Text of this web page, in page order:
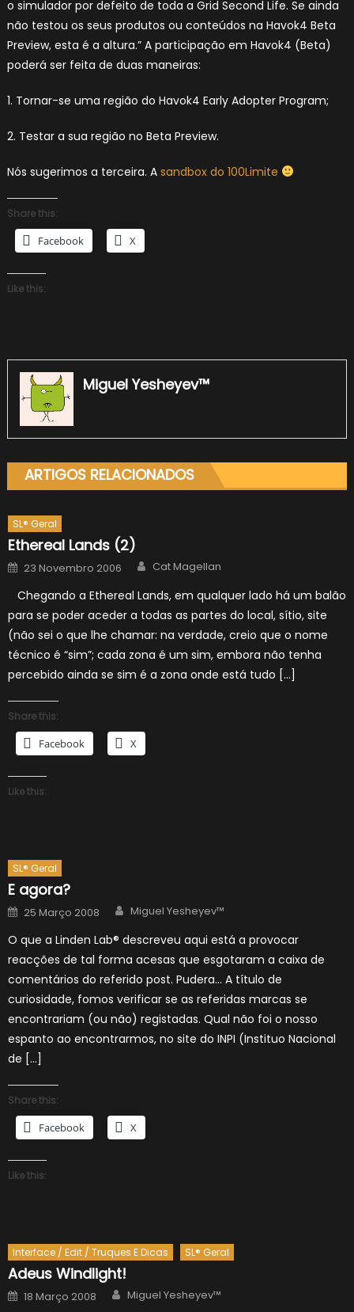
o simulador por defeito de toda a Grid Second Life. Se ainda
não testou os seus produtos ou conteúdos na Havok4 Beta
Preview, esta é a altura.” A participação em Havok4 (Beta)
poderá ser feita de duas maneiras:
1. Tornar-se uma região do Havok4 Early Adopter Program;
2. Testar a sua região no Beta Preview.
Nós sugerimos a terceira. A sandbox do 100Limite
Share this:
Facebook X
Like this:
Miguel Yesheyev™
ARTIGOS RELACIONADOS
SL® Geral
Ethereal Lands (2)
Posted
on
23 Novembro 2006 Author
Cat Magellan
Chegando a Ethereal Lands, em qualquer lado há um balão
para se poder aceder a todas as partes do local, sítio, site
(não sei o que lhe chamar: na verdade, creio que o nome
técnico é “sim”; cada zona é um sim, embora não tenha
percebido ainda se sim é a zona onde está tudo […]
Share this:
Facebook X
Like this:
SL® Geral
E agora?
Posted
on
25 Março 2008 Author
Miguel Yesheyev™
O que a Linden Lab® descreveu aqui está a provocar
reacções de tal forma acesas que esgotaram a caixa de
comentários do referido post. Pudera… A título de
curiosidade, fomos verificar se as referidas marcas se
encontrariam (ou não) registadas. Qual não foi o nosso
espanto ao encontrarmos, no site do INPI (Instituo Nacional
de […]
Share this:
Facebook X
Like this:
Interface / Edit / Truques E Dicas SL® Geral
Adeus Windlight!
Posted
on
18 Março 2008 Author
Miguel Yesheyev™